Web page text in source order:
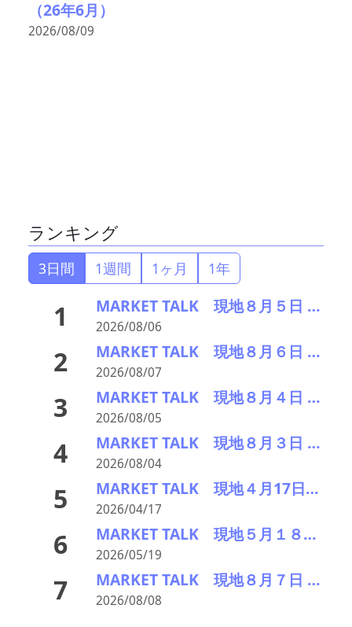
（26年6月）
2026/08/09
ランキング
3日間 1週間 1ヶ月 1年
1 MARKET TALK 現地８月５日 Cu・AlはNYダウ続伸を受け小幅続伸、Niは下落
2026/08/06
2 MARKET TALK 現地８月６日 Cu・Niはダウ安・ドル高から下落、Alは小幅続伸
2026/08/07
3 MARKET TALK 現地８月４日 全面高、原油安・欧米の株高からCuは大幅続伸
2026/08/05
4 MARKET TALK 現地８月３日 Cu・Alは中東情勢不安の後退で反発、Niは続落
2026/08/04
5 MARKET TALK 現地４月17日 Cuは米株高を受けて続伸、Al・Niは大幅反落
2026/04/17
6 MARKET TALK 現地５月１８日 Zn除いて反発、NYダウの反発を受け買い優勢に
2026/05/19
7 MARKET TALK 現地８月７日 Cuは小幅続落、 Al米利上げ観測の後退で小幅続伸
2026/08/08